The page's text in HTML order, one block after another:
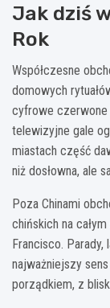
Jak dziś
Rok
Współczesne
domowych
cyfrowe czerwone
telewizyjne gale
miastach część
niż dosłowna, ale
Poza Chinami
chińskich na
Francisco.
najważniejszy
porządkiem, z